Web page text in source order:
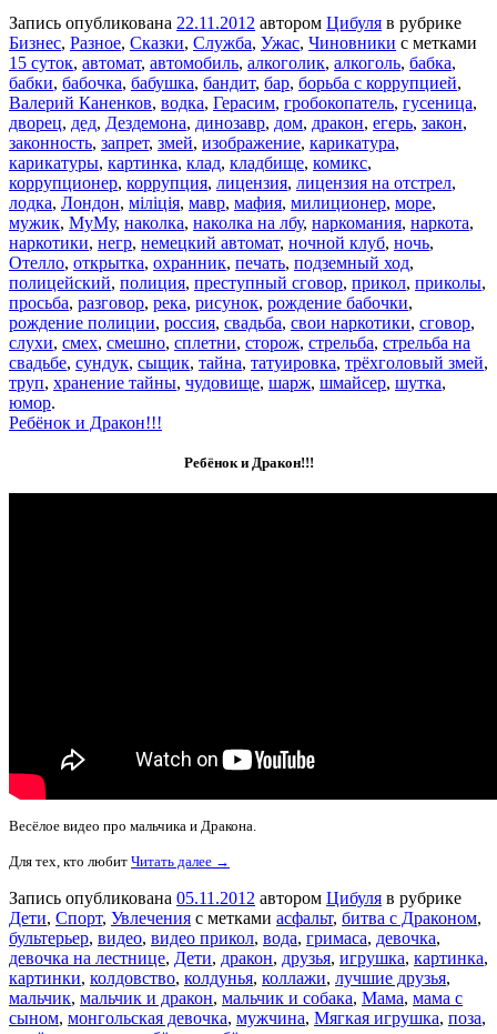
Запись опубликована 22.11.2012 автором Цибуля в рубрике
Бизнес, Разное, Сказки, Служба, Ужас, Чиновники с метками
15 суток, автомат, автомобиль, алкоголик, алкоголь, бабка,
бабки, бабочка, бабушка, бандит, бар, борьба с коррупцией,
Валерий Каненков, водка, Герасим, гробокопатель, гусеница,
дворец, дед, Дездемона, динозавр, дом, дракон, егерь, закон,
законность, запрет, змей, изображение, карикатура,
карикатуры, картинка, клад, кладбище, комикс,
коррупционер, коррупция, лицензия, лицензия на отстрел,
лодка, Лондон, міліція, мавр, мафия, милиционер, море,
мужик, МуМу, наколка, наколка на лбу, наркомания, наркота,
наркотики, негр, немецкий автомат, ночной клуб, ночь,
Отелло, открытка, охранник, печать, подземный ход,
полицейский, полиция, преступный сговор, прикол, приколы,
просьба, разговор, река, рисунок, рождение бабочки,
рождение полиции, россия, свадьба, свои наркотики, сговор,
слухи, смех, смешно, сплетни, сторож, стрельба, стрельба на
свадьбе, сундук, сыщик, тайна, татуировка, трёхголовый змей,
труп, хранение тайны, чудовище, шарж, шмайсер, шутка,
юмор.
Ребёнок и Дракон!!!
Ребёнок и Дракон!!!
Весёлое видео про мальчика и Дракона.
Для тех, кто любит Читать далее →
Запись опубликована 05.11.2012 автором Цибуля в рубрике
Дети, Спорт, Увлечения с метками асфальт, битва с Драконом,
бультерьер, видео, видео прикол, вода, гримаса, девочка,
девочка на лестнице, Дети, дракон, друзья, игрушка, картинка,
картинки, колдовство, колдунья, коллажи, лучшие друзья,
мальчик, мальчик и дракон, мальчик и собака, Мама, мама с
сыном, монгольская девочка, мужчина, Мягкая игрушка, поза,